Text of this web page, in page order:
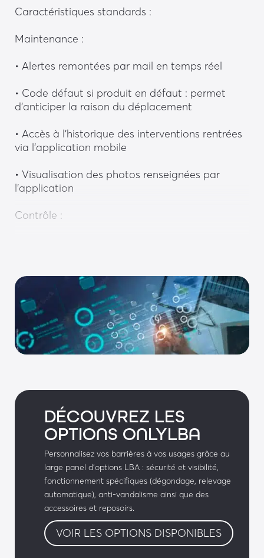
Caractéristiques standards :
Maintenance :
• Alertes remontées par mail en temps réel
• Code défaut si produit en défaut : permet
d’anticiper la raison du déplacement
• Accès à l’historique des interventions rentrées
via l’application mobile
• Visualisation des photos renseignées par
l’application
Contrôle :
• Maintient produit en position ouverte ou
fermée
• Planifier des plages d’ouverture et de
fermeture automatique
• Localisation du produit avec détail en couleur
de l’état du produit
• Nombre de produits sur le parc
• Évolution du nombre de cycles
• Statistiques (fréquentation du site / horaires)
• Planning des interventions possibles par
reporting régulier
DÉCOUVREZ LES
OPTIONS ONLYLBA
Personnalisez vos barrières à vos usages grâce au
large panel d’options LBA : sécurité et visibilité,
fonctionnement spécifiques (dégondage, relevage
automatique), anti-vandalisme ainsi que des
accessoires et reposoirs.
VOIR LES OPTIONS DISPONIBLES